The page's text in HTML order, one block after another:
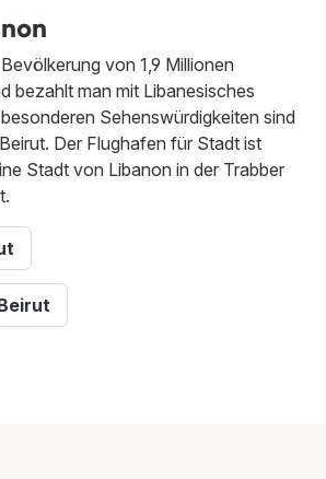
von 1,9 Millionen
bezahlt man mit Libanesisches
Sehenswürdigkeiten sind
Der Flughafen für Stadt ist
Stadt von Libanon in der Trabber